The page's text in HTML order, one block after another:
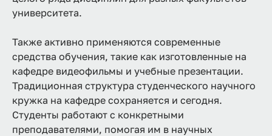
университета.
Также активно применяются современные
средства обучения, такие как изготовленные на
кафедре видеофильмы и учебные презентации.
Традиционная структура студенческого научного
кружка на кафедре сохраняется и сегодня.
Студенты работают с конкретными
преподавателями, помогая им в научных